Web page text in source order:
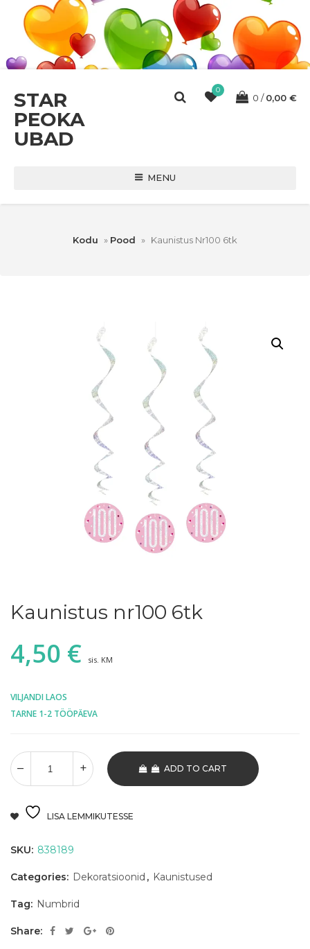
STAR
PEOKA
UBAD
0
0 0,00 €
MENU
Kodu » Pood » Kaunistus Nr100 6tk
Kaunistus nr100 6tk
4,50 € sis. KM
VILJANDI LAOS
TARNE 1-2 TÖÖPÄEVA
ADD TO CART
LISA LEMMIKUTESSE
SKU: 838189
Categories: Dekoratsioonid , Kaunistused
Tag: Numbrid
Share: